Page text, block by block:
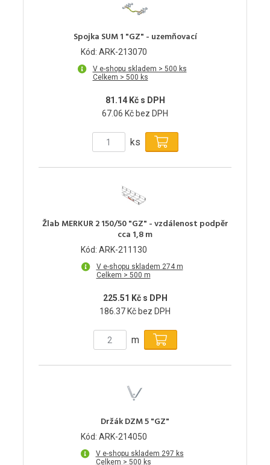
Spojka SUM 1 "GZ" - uzemňovací
Kód: ARK-213070
V e-shopu skladem > 500 ks
Celkem > 500 ks
81.14 Kč s DPH
67.06 Kč bez DPH
ks
Žlab MERKUR 2 150/50 "GZ" - vzdálenost podpěr
cca 1,8 m
Kód: ARK-211130
V e-shopu skladem 274 m
Celkem > 500 m
225.51 Kč s DPH
186.37 Kč bez DPH
m
Držák DZM 5 "GZ"
Kód: ARK-214050
V e-shopu skladem 297 ks
Celkem > 500 ks